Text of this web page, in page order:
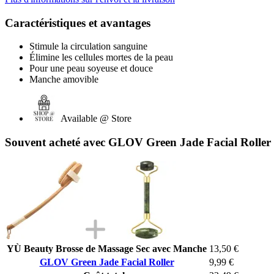
Caractéristiques et avantages
Stimule la circulation sanguine
Élimine les cellules mortes de la peau
Pour une peau soyeuse et douce
Manche amovible
Available @ Store
Souvent acheté avec GLOV Green Jade Facial Roller
YÙ Beauty Brosse de Massage Sec avec Manche 13,50 €
GLOV Green Jade Facial Roller
9,99 €